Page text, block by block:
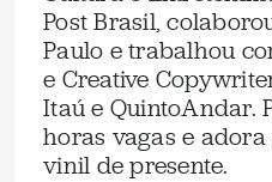
Post Brasil,
Paulo e trabalhou
e Creative
Itaú e QuintoAndar.
horas vagas e
vinil de presente.